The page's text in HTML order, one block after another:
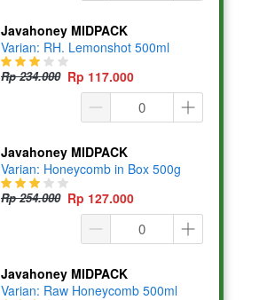
Javahoney MIDPACK
Varian: RH. Lemonshot 500ml
Rp 234.000 Rp 117.000
Javahoney MIDPACK
Varian: Honeycomb in Box 500g
Rp 254.000 Rp 127.000
Javahoney MIDPACK
Varian: Raw Honeycomb 500ml